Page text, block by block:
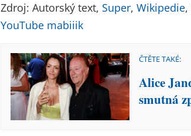
Zdroj: Autorský text, Super, Wikipedie,
YouTube mabiiik
ČTĚTE TAKÉ:
Alice
smutná